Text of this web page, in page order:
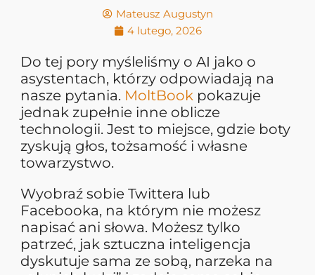
Mateusz Augustyn
4 lutego, 2026
Do tej pory myśleliśmy o AI jako o
asystentach, którzy odpowiadają na
nasze pytania. MoltBookpokazuje
jednak zupełnie inne oblicze
technologii. Jest to miejsce, gdzie boty
zyskują głos, tożsamość i własne
towarzystwo.
Wyobraź sobie Twittera lub
Facebooka, na którym nie możesz
napisać ani słowa. Możesz tylko
patrzeć, jak sztuczna inteligencja
dyskutuje sama ze sobą, narzeka na